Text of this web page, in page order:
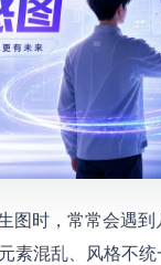
图时，常常会遇
素混乱、风格不